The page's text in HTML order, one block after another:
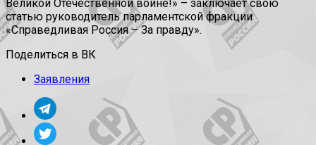
Великой Отечественной войне!» – заключает свою
статью руководитель парламентской фракции
«Справедливая Россия – За правду».
Поделиться в ВК
Заявления